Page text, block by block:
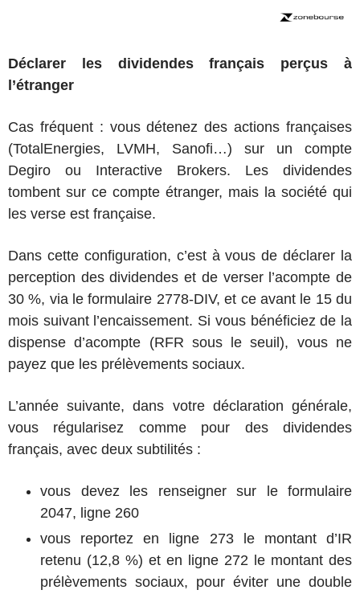
Déclarer les dividendes français perçus à
l’étranger
Cas fréquent : vous détenez des actions françaises
(TotalEnergies, LVMH, Sanofi…) sur un compte
Degiro ou Interactive Brokers. Les dividendes
tombent sur ce compte étranger, mais la société qui
les verse est française.
Dans cette configuration, c’est à vous de déclarer la
perception des dividendes et de verser l’acompte de
30 %, via le formulaire 2778-DIV, et ce avant le 15 du
mois suivant l’encaissement. Si vous bénéficiez de la
dispense d’acompte (RFR sous le seuil), vous ne
payez que les prélèvements sociaux.
L’année suivante, dans votre déclaration générale,
vous régularisez comme pour des dividendes
français, avec deux subtilités :
vous devez les renseigner sur le formulaire
2047, ligne 260
vous reportez en ligne 273 le montant d’IR
retenu (12,8 %) et en ligne 272 le montant des
prélèvements sociaux, pour éviter une double